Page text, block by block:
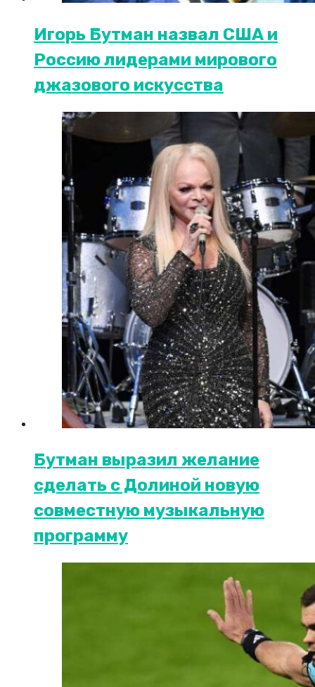
Игорь Бутман назвал США и
Россию лидерами мирового
джазового искусства
Бутман выразил желание
сделать с Долиной новую
совместную музыкальную
программу